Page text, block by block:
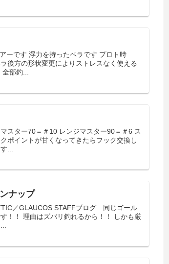
ーです 浮力を持ったペラです プロト時
後方の形状変更によりストレスなく使える
全部釣...
スター70＝＃10 レンジマスター90＝＃6 ス
ポイントが甘くなってきたらフック交換し
...
ナップ
／GLAUCOS STAFFブログ 同じゴール
！！ 理由はズバリ釣れるから！！ しかも厳